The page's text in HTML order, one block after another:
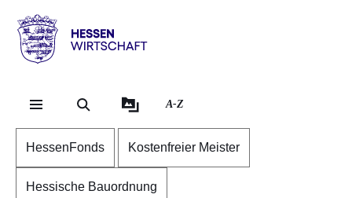
Hessen
Wirtschaft
A-Z
HessenFonds Kostenfreier Meister
Hessische Bauordnung